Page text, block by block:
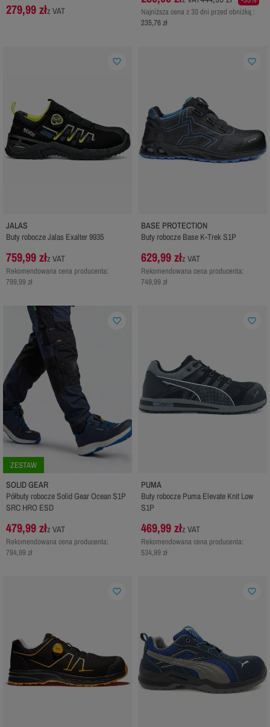
279,99 złz VAT
Najniższa cena z 30 dni przed obniżką :
235,76 zł
JALAS
Buty robocze Jalas Exalter 9935
759,99 złz VAT
Rekomendowana cena producenta:
799,99 zł
favorite_border
BASE PROTECTION
Buty robocze Base K-Trek S1P
629,99 złz VAT
Rekomendowana cena producenta:
749,99 zł
favorite_border
ZESTAW
SOLID GEAR
Półbuty robocze Solid Gear Ocean S1P
SRC HRO ESD
479,99 złz VAT
Rekomendowana cena producenta:
784,99 zł
favorite_border
PUMA
Buty robocze Puma Elevate Knit Low
S1P
469,99 złz VAT
Rekomendowana cena producenta:
534,99 zł
favorite_border
favorite_border favorite_border